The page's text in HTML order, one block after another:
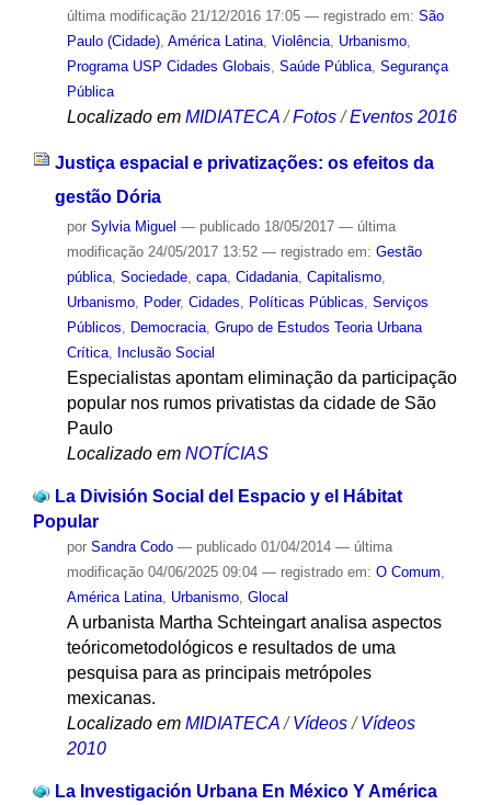
última modificação21/12/2016 17:05 — registrado em: São
Paulo (Cidade), América Latina, Violência, Urbanismo,
Programa USP Cidades Globais Saúde Pública, Segurança
Pública
Localizado em MIDIATECA /Fotos /Eventos 2016
Justiça espacial e privatizações: os efeitos da
gestão Dória
por Sylvia Miguel — publicado18/05/2017 — última
modificação24/05/2017 13:52 — registrado em: Gestão
pública, Sociedade, capa, Cidadania, Capitalismo,
Urbanismo, Poder, Cidades, Políticas Públicas, Serviços
Públicos, Democracia, Grupo de Estudos Teoria Urbana
Crítica, Inclusão Social
Especialistas apontam eliminação da participação
popular nos rumos privatistas da cidade de São
Paulo
Localizado em NOTÍCIAS
La División Social del Espacio y el Hábitat
Popular
por Sandra Codo — publicado01/04/2014 — última
modificação04/06/2025 09:04 — registrado em: O Comum,
América Latina, Urbanismo, Glocal
A urbanista Martha Schteingart analisa aspectos
teóricometodológicos e resultados de uma
pesquisa para as principais metrópoles
mexicanas.
Localizado em MIDIATECA /Vídeos /Vídeos
2010
La Investigación Urbana En México Y América